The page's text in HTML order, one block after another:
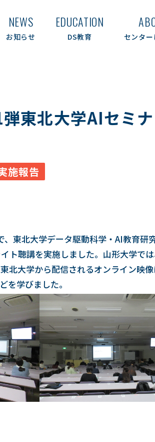
NEWS
お知らせ
EDUCATION
DS教育 センタ
東北大学AIセミナ
施報告
東北大学データ駆動科学・AI教育研
ト聴講を実施しました。山形大学で
北大学から配信されるオンライン映像
を学びました。